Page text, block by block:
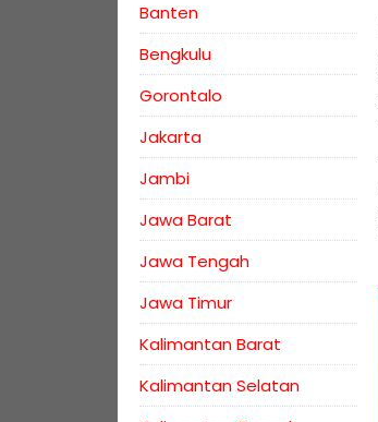
Banten
Bengkulu
Gorontalo
Jakarta
Jambi
Jawa Barat
Jawa Tengah
Jawa Timur
Kalimantan Barat
Kalimantan Selatan